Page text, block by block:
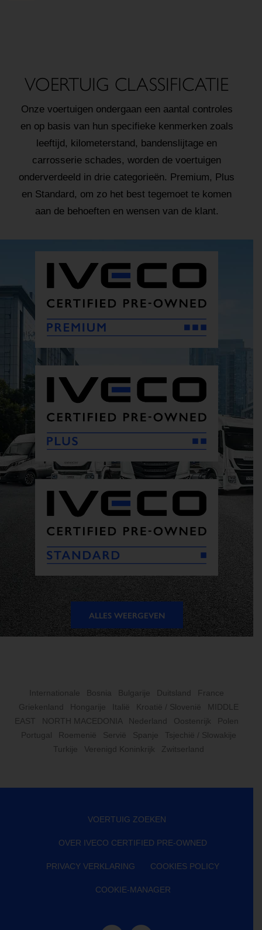
VOERTUIG CLASSIFICATIE
Onze voertuigen ondergaan een aantal controles
en op basis van hun specifieke kenmerken zoals
leeftijd, kilometerstand, bandenslijtage en
carrosserie schades, worden de voertuigen
onderverdeeld in drie categorieën. Premium, Plus
en Standard, om zo het best tegemoet te komen
aan de behoeften en wensen van de klant.
ALLES WEERGEVEN
Internationale Bosnia Bulgarije Duitsland
France
Griekenland
Hongarije Italië Kroatië / Slovenië
MIDDLE
EAST
NORTH MACEDONIA Nederland Oostenrijk
Polen
Portugal
Roemenië Servië Spanje
Tsjechië / Slowakije
Turkije
Verenigd Koninkrijk Zwitserland
VOERTUIG ZOEKEN
OVER IVECO CERTIFIED PRE-OWNED
PRIVACY VERKLARING COOKIES POLICY
COOKIE-MANAGER